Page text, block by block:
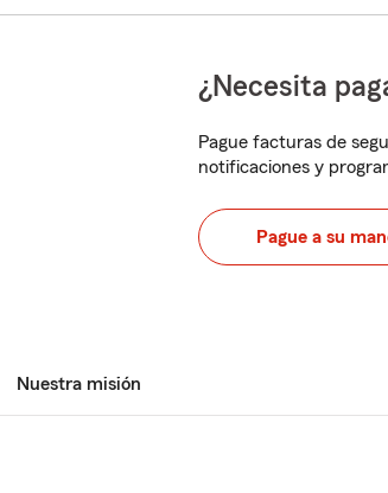
¿Necesita
Pague facturas de
notificaciones y
Pague a su
Nuestra misión